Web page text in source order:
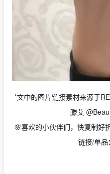
*文中的图片链接素材来源于
滕艾
🌸喜欢的小伙伴们，快复制好
链接/单品